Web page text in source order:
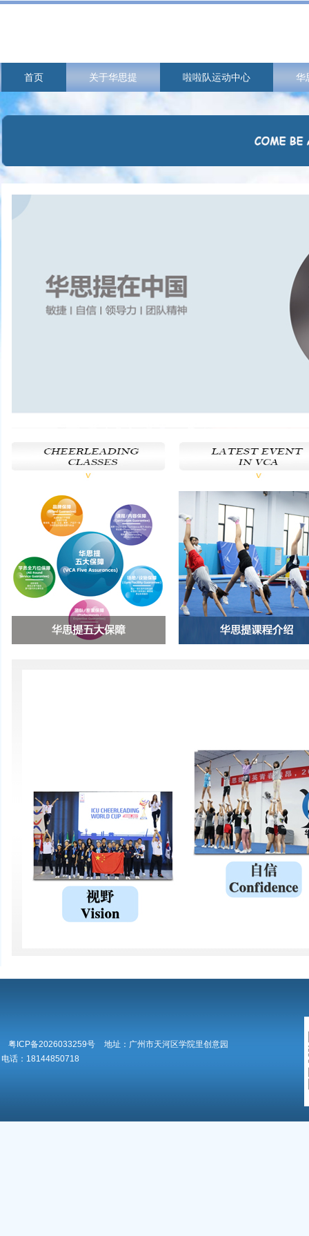
首页 关于华思提 啦啦队运动中心 华
粤ICP备2026033259号
地址：广州市天河区学院里创意园
电话：18144850718